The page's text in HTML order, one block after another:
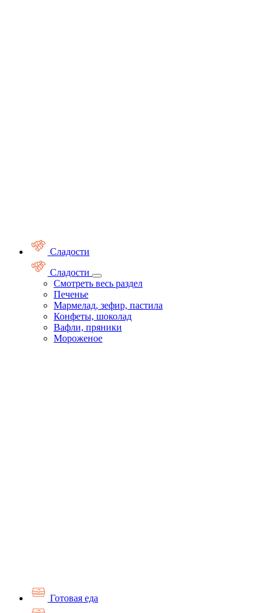
Сладости
Сладости
Смотреть весь раздел
Печенье
Мармелад, зефир, пастила
Конфеты, шоколад
Вафли, пряники
Мороженое
Готовая еда